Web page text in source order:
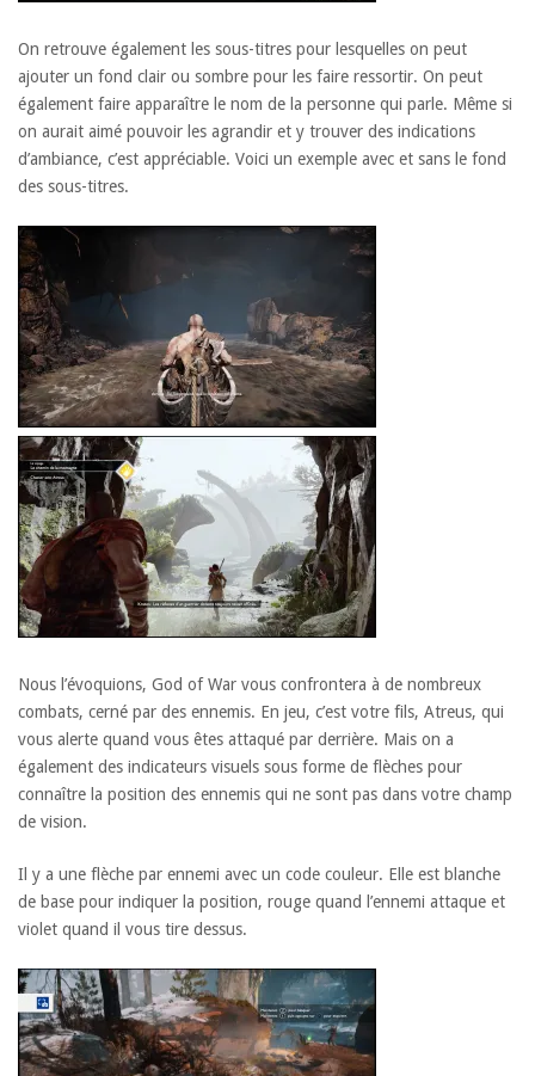
On retrouve également les sous-titres pour lesquelles on peut
ajouter un fond clair ou sombre pour les faire ressortir. On peut
également faire apparaître le nom de la personne qui parle. Même si
on aurait aimé pouvoir les agrandir et y trouver des indications
d’ambiance, c’est appréciable. Voici un exemple avec et sans le fond
des sous-titres.
Nous l’évoquions, God of War vous confrontera à de nombreux
combats, cerné par des ennemis. En jeu, c’est votre fils, Atreus, qui
vous alerte quand vous êtes attaqué par derrière. Mais on a
également des indicateurs visuels sous forme de flèches pour
connaître la position des ennemis qui ne sont pas dans votre champ
de vision.
Il y a une flèche par ennemi avec un code couleur. Elle est blanche
de base pour indiquer la position, rouge quand l’ennemi attaque et
violet quand il vous tire dessus.